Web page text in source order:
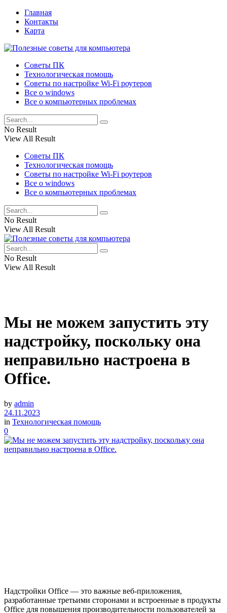
Главная
Контакты
Карта
Советы ПК
Технологическая помощь
Советы по настройке Wi-Fi роутеров
Все о windows
Все о компьютерных проблемах
No Result
View All Result
Советы ПК
Технологическая помощь
Советы по настройке Wi-Fi роутеров
Все о windows
Все о компьютерных проблемах
No Result
View All Result
No Result
View All Result
Мы не можем запустить эту
надстройку, поскольку она
неправильно настроена в
Office.
by admin
24.11.2023
in Технологическая помощь
0
Надстройки Office — это важные веб-приложения,
разработанные третьими сторонами и встроенные в продукты
Office для повышения производительности пользователей за